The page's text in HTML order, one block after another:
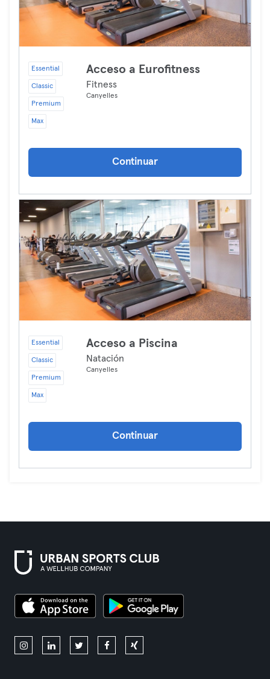
Essential
Classic
Premium
Max
Acceso a Eurofitness
Fitness
Canyelles
Continuar
Essential
Classic
Premium
Max
Acceso a Piscina
Natación
Canyelles
Continuar